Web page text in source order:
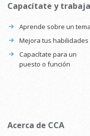
Capacítate y trabaja
Aprende sobre un tema
Mejora tus habilidades
Capacítate para un
puesto o función
Acerca de CCA